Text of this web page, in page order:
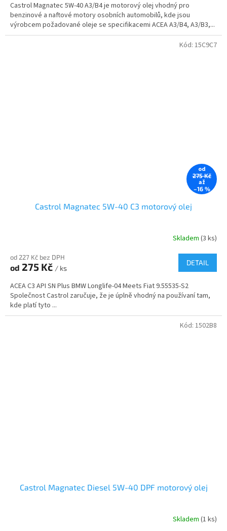
Castrol Magnatec 5W-40 A3/B4 je motorový olej vhodný pro
benzinové a naftové motory osobních automobilů, kde jsou
výrobcem požadované oleje se specifikacemi ACEA A3/B4, A3/B3,...
od
275 Kč
až
–16 %
Castrol Magnatec 5W-40 C3 motorový olej
Skladem (3 ks)
od 227 Kč bez DPH
od 275 Kč / ks
DETAIL
ACEA C3 API SN Plus BMW Longlife-04 Meets Fiat 9.55535-S2
Společnost Castrol zaručuje, že je úplně vhodný na používaní tam,
kde platí tyto ...
Kód: 15C9C7
Castrol Magnatec Diesel 5W-40 DPF motorový olej
Skladem (1 ks)
Kód: 1502B8